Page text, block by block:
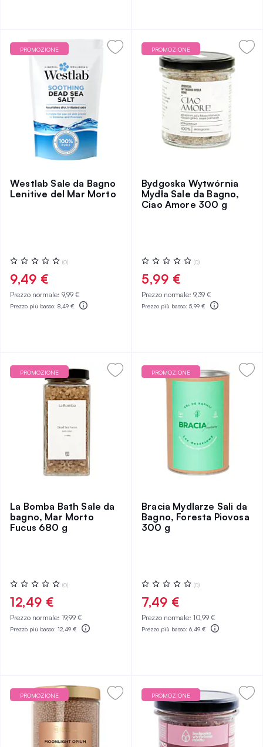
PROMOZIONE
Westlab Sale da Bagno
Lenitive del Mar Morto
Valutazione:
0%
(0)
9,49 €
Prezzo normale: 9,99 €
Prezzo più basso: 8,49 €
PROMOZIONE
Bydgoska Wytwórnia
Mydła Sale da Bagno,
Ciao Amore 300 g
Valutazione:
0%
(0)
5,99 €
Prezzo normale: 9,39 €
Prezzo più basso: 5,99 €
PROMOZIONE
La Bomba Bath Sale da
bagno, Mar Morto
Fucus 680 g
Valutazione:
0%
(0)
12,49 €
Prezzo normale: 19,99 €
Prezzo più basso: 12,49 €
PROMOZIONE
Bracia Mydlarze Sali da
Bagno, Foresta Piovosa
300 g
Valutazione:
0%
(0)
7,49 €
Prezzo normale: 10,99 €
Prezzo più basso: 6,49 €
PROMOZIONE PROMOZIONE